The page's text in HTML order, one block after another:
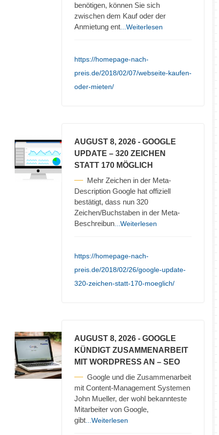
benötigen, können Sie sich
zwischen dem Kauf oder der
Anmietung ent ...Weiterlesen
https://homepage-nach-
preis.de/2018/02/07/webseite-kaufen-
oder-mieten/
AUGUST 8, 2026 - GOOGLE
UPDATE – 320 ZEICHEN
STATT 170 MÖGLICH
Mehr Zeichen in der Meta-
Description Google hat offiziell
bestätigt, dass nun 320
Zeichen/Buchstaben in der Meta-
Beschreibun ...Weiterlesen
https://homepage-nach-
preis.de/2018/02/26/google-update-
320-zeichen-statt-170-moeglich/
AUGUST 8, 2026 - GOOGLE
KÜNDIGT ZUSAMMENARBEIT
MIT WORDPRESS AN – SEO
Google und die Zusammenarbeit
mit Content-Management Systemen
John Mueller, der wohl bekannteste
Mitarbeiter von Google,
gibt ...Weiterlesen